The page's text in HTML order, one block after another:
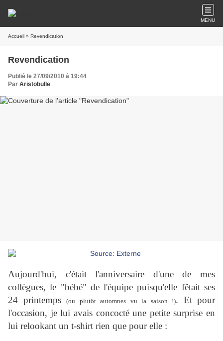
MENU
Accueil » Revendication
Revendication
Publié le 27/09/2010 à 19:44
Par Aristobulle
Aujourd'hui, c'était l'anniversaire d'une de mes
collègues, le "bébé" de l'équipe puisqu'elle fêtait ses
24 printemps
(ou plutôt automnes vu la saison !). Et pour
l'occasion, je lui avais concocté une petite surprise en
lui relookant un t-shirt rien que pour elle :